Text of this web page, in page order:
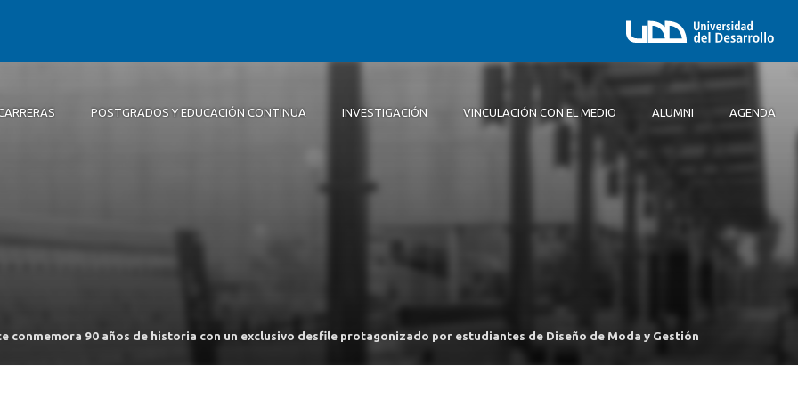
POSTGRADOS Y EDUCACIÓN CONTINUA INVESTIGACIÓN VINCULACIÓN CON EL MEDIO
Revista Base, Diseño e Innovación
ALUMNI
Repositorio de Memorias de Pregrado y
AGENDA
conmemora 90 años de historia con un exclusivo desfile protagonizado por estudiantes de Diseño de Moda y Gestión